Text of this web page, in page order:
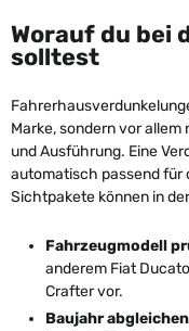
Worauf du bei
solltest
Marke, sondern vor
und Ausführung. Eine
automatisch passend für
Sichtpakete können in
Fahrzeugmodell
anderem Fiat
Crafter vor.
Baujahr